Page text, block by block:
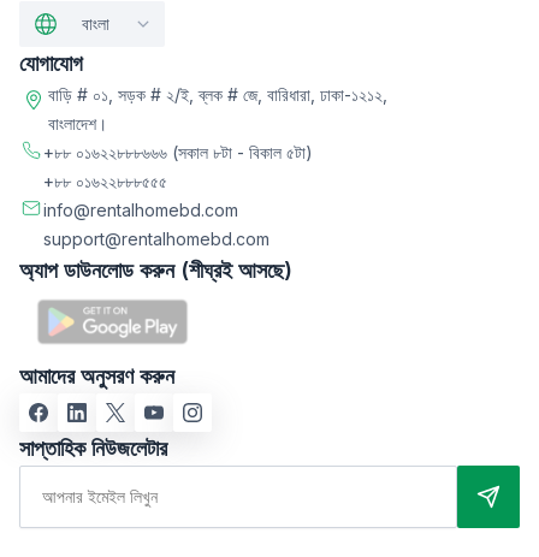
বাংলা
যোগাযোগ
বাড়ি # ০১, সড়ক # ২/ই, ব্লক # জে, বারিধারা, ঢাকা-১২১২,
বাংলাদেশ।
+৮৮ ০১৬২২৮৮৮৬৬৬ (সকাল ৮টা - বিকাল ৫টা)
+৮৮ ০১৬২২৮৮৮৫৫৫
info@rentalhomebd.com
support@rentalhomebd.com
অ্যাপ ডাউনলোড করুন (শীঘ্রই আসছে)
আমাদের অনুসরণ করুন
সাপ্তাহিক নিউজলেটার